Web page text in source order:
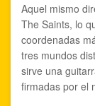
Aquel mismo
The Saints, lo
coordenadas
tres mundos
sirve una
firmadas por el